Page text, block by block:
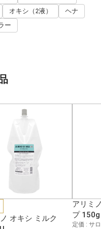
オキシ（2液）
ヘナ
ー
オキシ ミルク
アリミ
プ 150g
定価 : サ